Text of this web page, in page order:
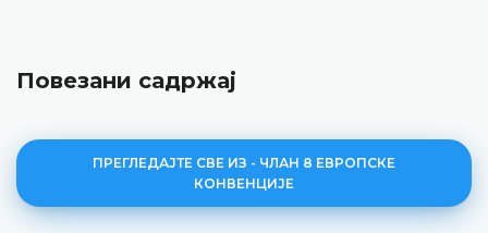
Повезани садржај
ПРЕГЛЕДАЈТЕ СВЕ ИЗ - ЧЛАН 8 ЕВРОПСКЕ
КОНВЕНЦИЈЕ